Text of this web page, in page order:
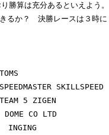
勝算は充分あるといえよう。
るか？　決勝レースは３時に
SKILLSPEED
5 ZIGEN
CO LTD
INGING